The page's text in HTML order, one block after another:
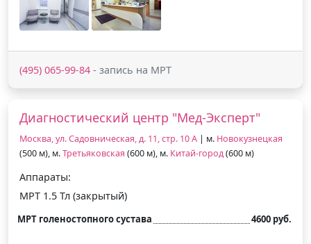
(495) 065-99-84 - запись на МРТ
Диагностический центр "Мед-Эксперт"
Москва, ул. Садовническая, д. 11, стр. 10 А | м. Новокузнецкая
(500 м), м.Третьяковская (600 м), м. Китай-город(600 м)
Аппараты:
МРТ 1.5 Тл (закрытый)
МРТ голеностопного сустава 4600 руб.